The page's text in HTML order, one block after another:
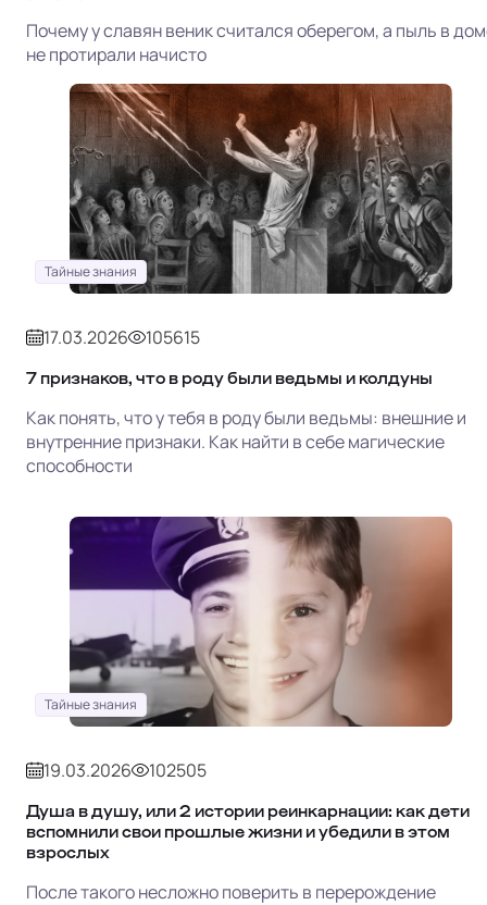
Почему у славян веник считался оберегом, а пыль в
не протирали начисто
Тайные знания
17.03.2026 105615
7 признаков, что в роду были ведьмы и колдуны
Как понять, что у тебя в роду были ведьмы: внешние и
внутренние признаки. Как найти в себе магические
способности
Тайные знания
19.03.2026 102505
Душа в душу, или 2 истории реинкарнации: как дети
вспомнили свои прошлые жизни и убедили в этом
взрослых
После такого несложно поверить в перерождение